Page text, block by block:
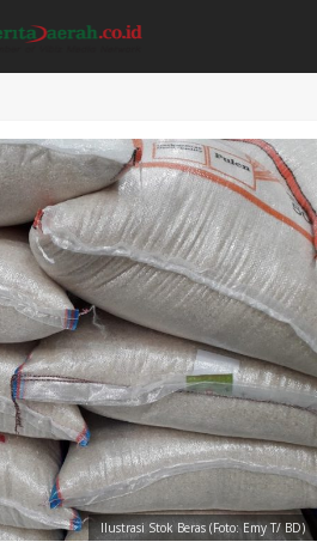
Ilustrasi Stok Beras (Foto: Emy T/ BD)